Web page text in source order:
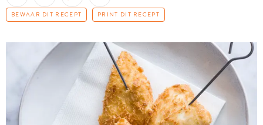
BEWAAR DIT RECEPT PRINT DIT RECEPT